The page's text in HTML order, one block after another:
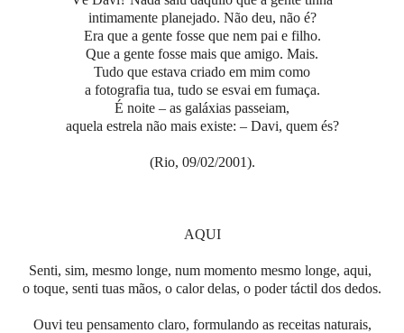
intimamente planejado. Não deu, não é?
Era que a gente fosse que nem pai e filho.
Que a gente fosse mais que amigo. Mais.
Tudo que estava criado em mim como
a fotografia tua, tudo se esvai em fumaça.
É noite – as galáxias passeiam,
aquela estrela não mais existe: – Davi, quem és?
(Rio, 09/02/2001).
AQUI
Senti, sim, mesmo longe, num momento mesmo longe, aqui,
o toque, senti tuas mãos, o calor delas, o poder táctil dos dedos.
Ouvi teu pensamento claro, formulando as receitas naturais,